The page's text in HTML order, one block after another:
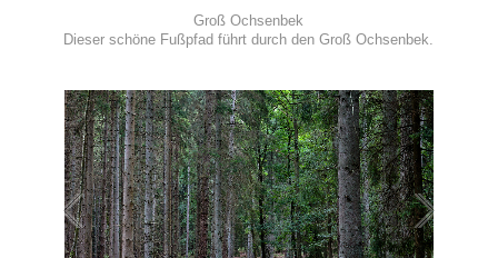
Groß Ochsenbek
Dieser schöne Fußpfad führt durch den Groß Ochsenbek.